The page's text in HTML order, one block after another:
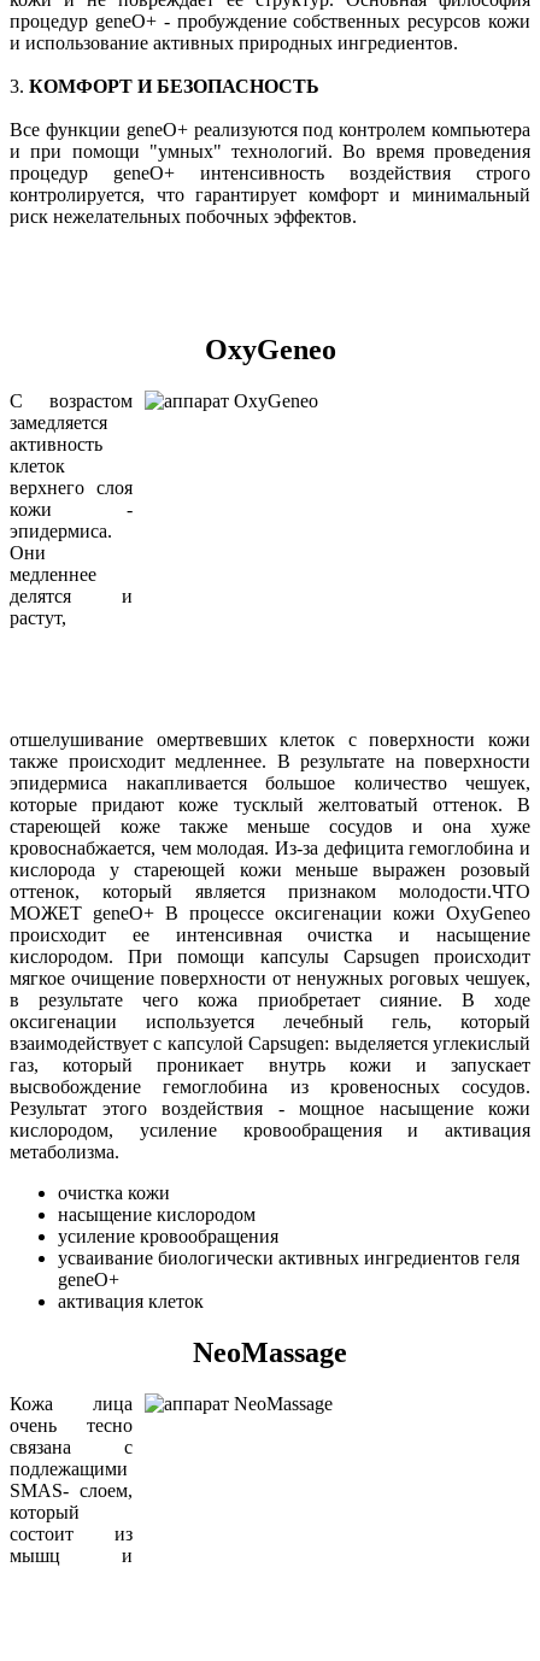
процедур geneO+ - пробуждение собственных ресурсов кожи
и использование активных природных ингредиентов.
3. КОМФОРТ И БЕЗОПАСНОСТЬ
Все функции geneO+ реализуются под контролем компьютера
и при помощи "умных" технологий. Во время проведения
процедур geneO+ интенсивность воздействия строго
контролируется, что гарантирует комфорт и минимальный
риск нежелательных побочных эффектов.
OxyGeneo
С возрастом
замедляется
активность
клеток
верхнего слоя
кожи -
эпидермиса.
Они
медленнее
делятся и
растут,
отшелушивание омертвевших клеток с поверхности кожи
также происходит медленнее. В результате на поверхности
эпидермиса накапливается большое количество чешуек,
которые придают коже тусклый желтоватый оттенок. В
стареющей коже также меньше сосудов и она хуже
кровоснабжается, чем молодая. Из-за дефицита гемоглобина и
кислорода у стареющей кожи меньше выражен розовый
оттенок, который является признаком молодости.​ЧТО
МОЖЕТ geneO+ В процессе оксигенации кожи OxyGeneo
происходит ее интенсивная очистка и насыщение
кислородом. При помощи капсулы Capsugen происходит
мягкое очищение поверхности от ненужных роговых чешуек,
в результате чего кожа приобретает сияние. В ходе
оксигенации используется лечебный гель, который
взаимодействует с капсулой Capsugen: выделяется углекислый
газ, который проникает внутрь кожи и запускает
высвобождение гемоглобина из кровеносных сосудов.
Результат этого воздействия - мощное насыщение кожи
кислородом, усиление кровообращения и активация
метаболизма.
очистка кожи
насыщение кислородом
усиление кровообращения
усваивание биологически активных ингредиентов геля
geneO+
активация клеток​
NeoMassage
Кожа лица
очень тесно
связана с
подлежащими
SMAS- слоем,
который
состоит из
мышц и